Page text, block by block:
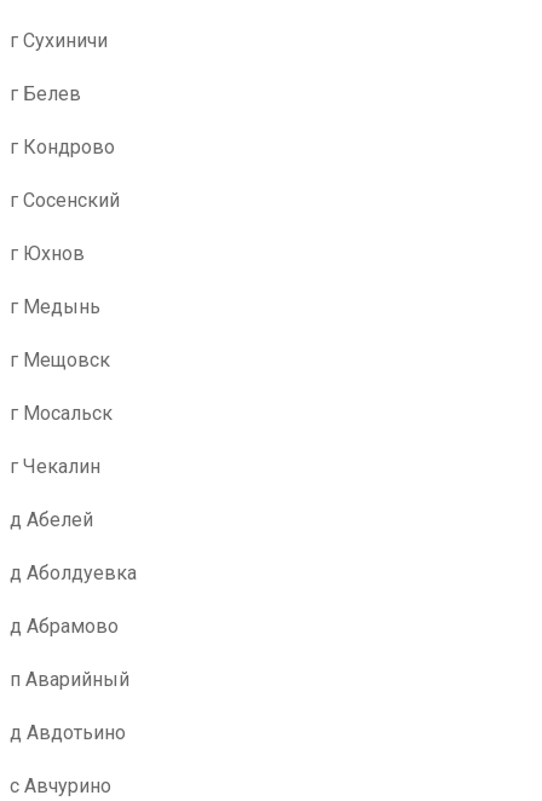
г Сухиничи
г Белев
г Кондрово
г Сосенский
г Юхнов
г Медынь
г Мещовск
г Мосальск
г Чекалин
д Абелей
д Аболдуевка
д Абрамово
п Аварийный
д Авдотьино
с Авчурино